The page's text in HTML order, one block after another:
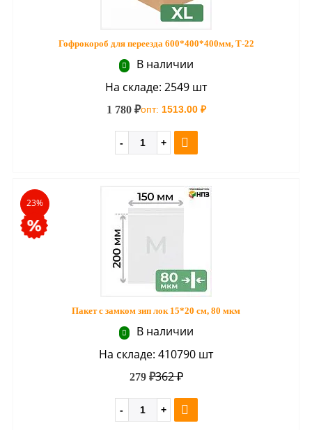
Гофрокороб для переезда 600*400*400мм, Т-22
В наличии
На складе: 2549 шт
1 780 ₽опт: 1513.00 ₽
23%
Пакет с замком зип лок 15*20 см, 80 мкм
В наличии
На складе: 410790 шт
362 ₽
279 ₽